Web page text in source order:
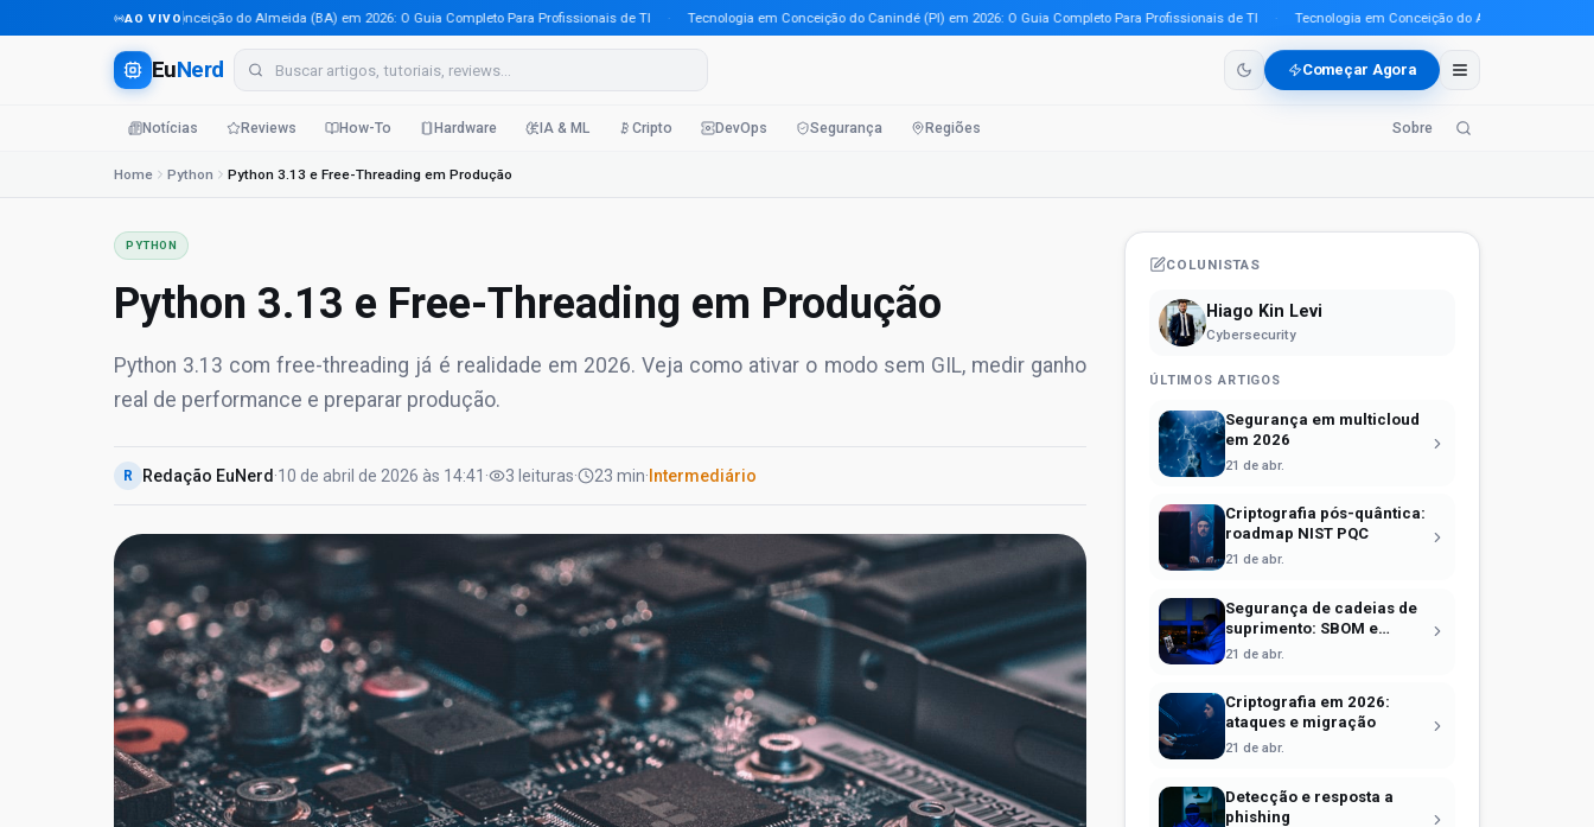
AO VIVO
Tecnologia em Conceição do Almeida (BA) em 2026: O Guia Completo Para Profissionais de TI · Tecnologia em Conceição do Canindé (PI) em 2026: O Guia Completo Para Profissionais de TI · Tecnologia em Conceição do Araguaia (PA) em
EuNerd Começar Agora
Notícias Reviews How-To Hardware IA & ML Cripto DevOps Segurança Regiões Sobre
Home Python Python 3.13 e Free-Threading em Produção
PYTHON
Python 3.13 e Free-Threading em Produção
Python 3.13 com free-threading já é realidade em 2026. Veja como ativar o modo sem GIL, medir ganho
real de performance e preparar produção.
R Redação EuNerd ·10 de abril de 2026 às 14:41 · 3 leituras· 23 min· Intermediário
COLUNISTAS
Hiago Kin Levi
Cybersecurity
ÚLTIMOS ARTIGOS
Segurança em multicloud
em 2026
21 de abr.
Criptografia pós-quântica:
roadmap NIST PQC
21 de abr.
Segurança de cadeias de
suprimento: SBOM e
Sigstore
21 de abr.
Criptografia em 2026:
ataques e migração
21 de abr.
Detecção e resposta a
phishing